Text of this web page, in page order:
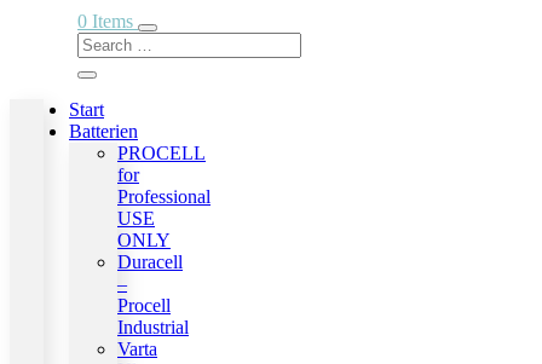
0 Items
Start
Batterien
PROCELL
for
Professional
USE
ONLY
Duracell
–
Procell
Industrial
Varta